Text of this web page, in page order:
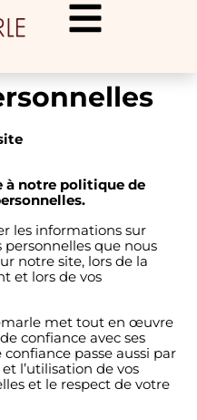
à notre politique de
les informations sur
personnelles que nous
notre site, lors de la
et lors de vos
met tout en œuvre
confiance avec ses
passe aussi par
l’utilisation de vos
et le respect de votre